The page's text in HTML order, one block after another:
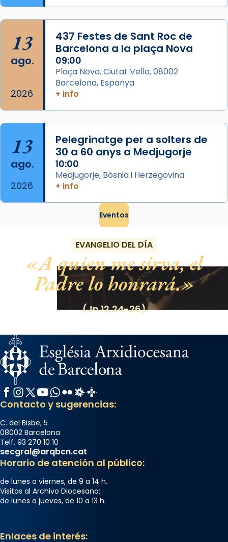
que les santes són filles de l’antiga Iluro.
Mataró en reivindicarà les relíq
View on Facebook · Share
13
ago.
2026
437 Festes de Sant Roc de
Barcelona a la plaça Nova
09:00
Plaça Nova, Ciutat Vella, 08002
Barcelona, Espanya
+ info
13
ago.
2026
Pelegrinatge per a solters de
30 a 60 anys a Medjugorje
10:00
Medjugorje, Bòsnia i Herzegovina
+ info
Eventos
EVANGELIO DEL DÍA
A quien me sirva, el
Padre lo honrará.
(Jn 12,24-26)
Facebook
Instagram
X / Twitter
YouTube
WhatsApp
FlickrRadio Estel
Catalunya Cristiana
Contacto y sugerencias:
C. del Bisbe, 5
08002 Barcelona
Telf. 93 270 10 10
secgral@arqbcn.cat
Horario de atención al público:
de lunes a viernes, de 9 a 14 h.
Visitas al Archivo Diocesano:
de lunes a jueves, de 10 a 13 h.
Enlaces de interés: